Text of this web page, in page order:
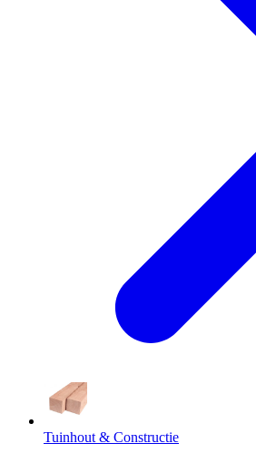
Tuinhout & Constructie